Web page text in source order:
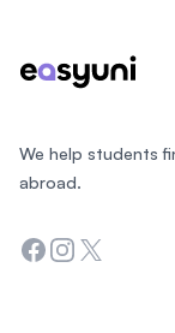
We help students
abroad.
Facebook
Instagram
Twitter